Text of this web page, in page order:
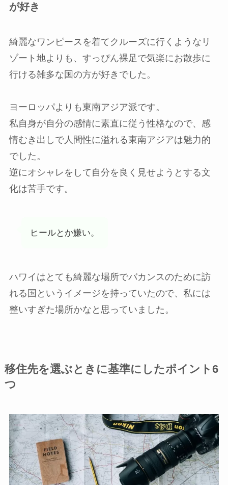
が好き
綺麗なワンピースを着てクルーズに行くようなリ
ゾート地よりも、すっぴん裸足で気楽にお散歩に
行ける雑多な国の方が好きでした。
ヨーロッパよりも東南アジア派です。
私自身が自分の感情に素直に従う性格なので、感
情むき出しで人間性に溢れる東南アジアは魅力的
でした。
逆にオシャレをして自分を良く見せようとする文
化は苦手です。
ヒールとか嫌い。
ハワイはとても綺麗な場所でバカンスのために訪
れる国というイメージを持っていたので、私には
整いすぎた場所かなと思っていました。
移住先を選ぶときに基準にしたポイント6
つ